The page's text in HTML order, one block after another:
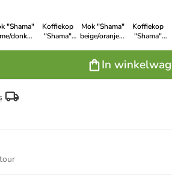
"Shama"
donkerblauw
Koffiekop
"Shama"
Mok "Shama"
beige/oranje/groen
Koffiekop
"Shama"
In